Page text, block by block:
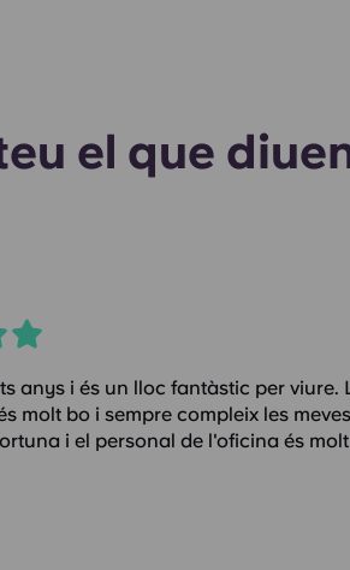
el que
anys i és un lloc fantàstic per viure.
molt bo i sempre compleix les
i el personal de l'oficina és